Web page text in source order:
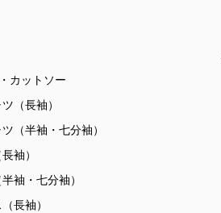
カットソー
（長袖）
（半袖・七分袖）
袖）
袖・七分袖）
長袖）